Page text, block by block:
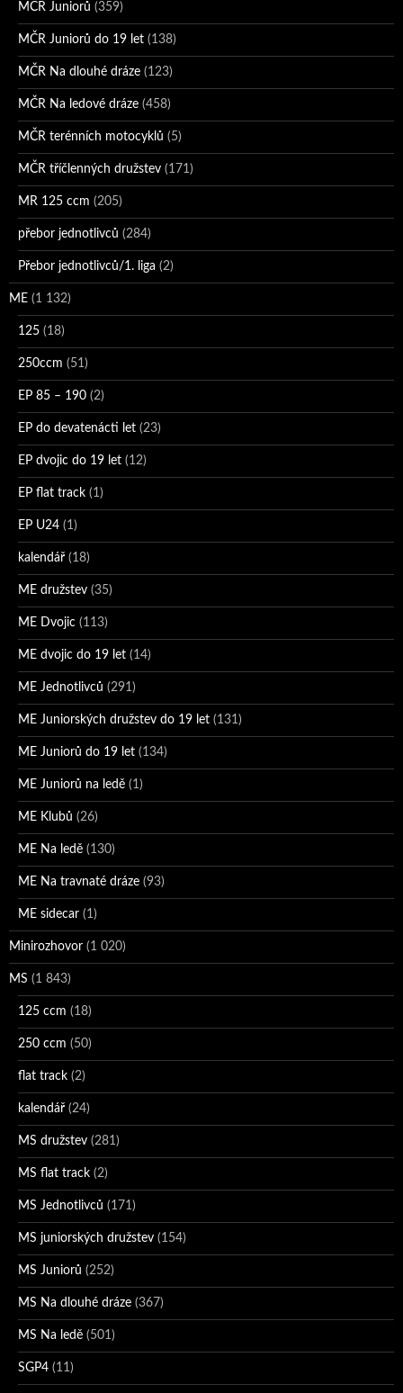
MČR Juniorů (359)
MČR Juniorů do 19 let (138)
MČR Na dlouhé dráze (123)
MČR Na ledové dráze (458)
MČR terénních motocyklů (5)
MČR tříčlenných družstev (171)
MR 125 ccm (205)
přebor jednotlivců (284)
Přebor jednotlivců/1. liga (2)
ME (1 132)
125 (18)
250ccm (51)
EP 85 – 190 (2)
EP do devatenácti let (23)
EP dvojic do 19 let (12)
EP flat track (1)
EP U24 (1)
kalendář (18)
ME družstev (35)
ME Dvojic (113)
ME dvojic do 19 let (14)
ME Jednotlivců (291)
ME Juniorských družstev do 19 let (131)
ME Juniorů do 19 let (134)
ME Juniorů na ledě (1)
ME Klubů (26)
ME Na ledě (130)
ME Na travnaté dráze (93)
ME sidecar (1)
Minirozhovor (1 020)
MS (1 843)
125 ccm (18)
250 ccm (50)
flat track (2)
kalendář (24)
MS družstev (281)
MS flat track (2)
MS Jednotlivců (171)
MS juniorských družstev (154)
MS Juniorů (252)
MS Na dlouhé dráze (367)
MS Na ledě (501)
SGP4 (11)